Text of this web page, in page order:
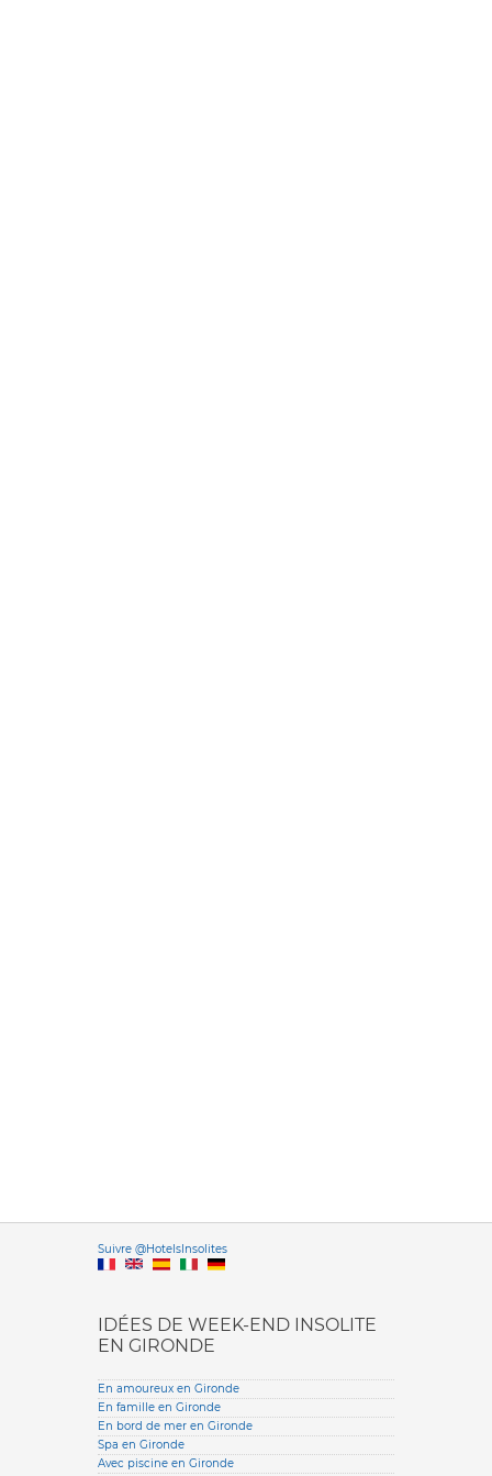
Suivre @HotelsInsolitesVersione
IDÉES DE WEEK-END INSOLITE
EN GIRONDE
En amoureux en Gironde
En famille en Gironde
En bord de mer en Gironde
Spa en Gironde
Avec piscine en Gironde